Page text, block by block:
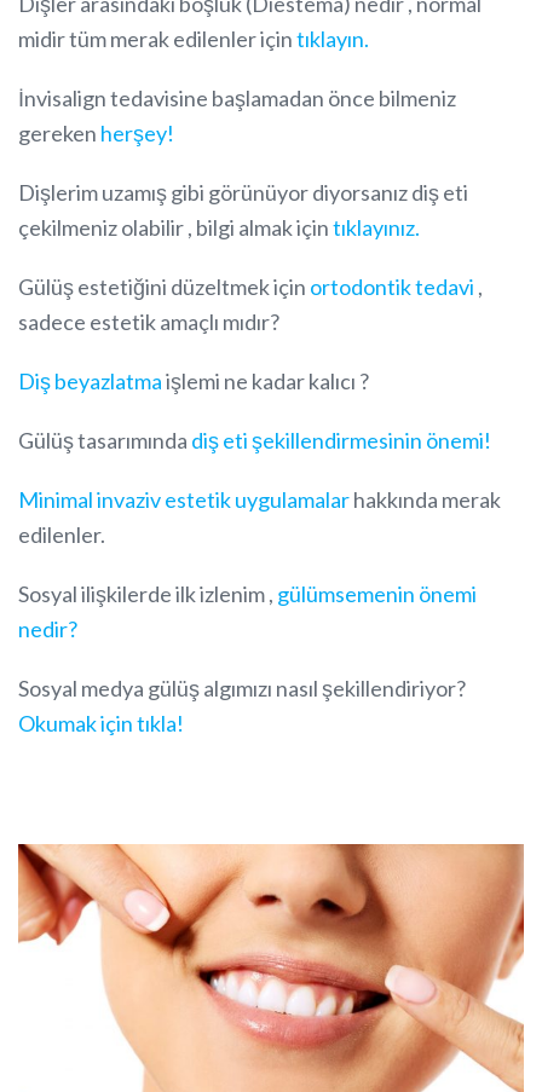
midir tüm merak edilenler içintıklayın.
İnvisalign tedavisine başlamadan önce bilmeniz
gereken herşey!
Dişlerim uzamış gibi görünüyor diyorsanız diş eti
çekilmeniz olabilir , bilgi almak içintıklayınız.
Gülüş estetiğini düzeltmek için ortodontik tedavi ,
sadece estetik amaçlı mıdır?
Diş beyazlatmaişlemi ne kadar kalıcı ?
Gülüş tasarımında diş eti şekillendirmesinin önemi!
Minimal invaziv estetik uygulamalarhakkında merak
edilenler.
Sosyal ilişkilerde ilk izlenim , gülümsemenin önemi
nedir?
Sosyal medya gülüş algımızı nasıl şekillendiriyor?
Okumak için tıkla!